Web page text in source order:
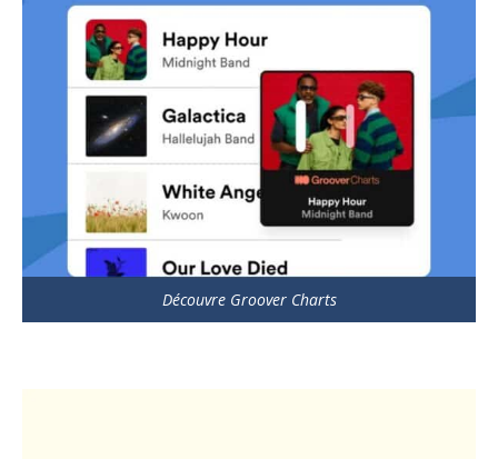
Découvre Groover Charts